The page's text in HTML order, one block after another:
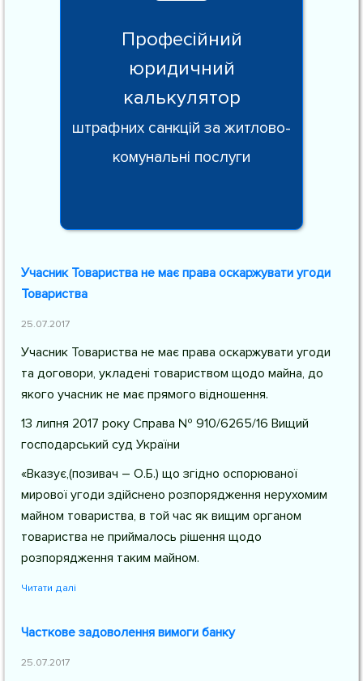
Професійний
юридичний
калькулятор
штрафних санкцій за житлово-
комунальні послуги
Учасник Товариства не має права оскаржувати угоди
Товариства
25.07.2017
Учасник Товариства не має права оскаржувати угоди
та договори, укладені товариством щодо майна, до
якого учасник не має прямого відношення.
13 липня 2017 року Справа № 910/6265/16 Вищий
господарський суд України
«Вказує,(позивач – О.Б.) що згідно оспорюваної
мирової угоди здійснено розпорядження нерухомим
майном товариства, в той час як вищим органом
товариства не приймалось рішення щодо
розпорядження таким майном.
Читати далі
Часткове задоволення вимоги банку
25.07.2017